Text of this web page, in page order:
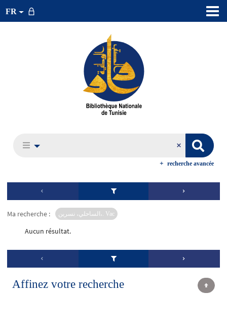
FR
recherche avancée
Ma recherche : الساحلي، نسرين،. Vac
Aucun résultat.
Affinez votre recherche